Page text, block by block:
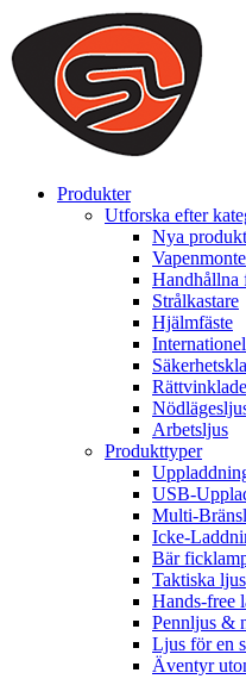
We use cookies to ensure that
on our website. By continuing
that cookies are used to help
to offer you a better
you can disable cookies, you
Produkter
Utforska efter
Nya
Handhållna
Strålkastare
Hjälmfäste
Arbetsljus
Produkttyper
USB-
Multi-
Icke-
Bär
Taktiska ljus
Hands-free
Pennljus &
Ljus för en
Äventyr